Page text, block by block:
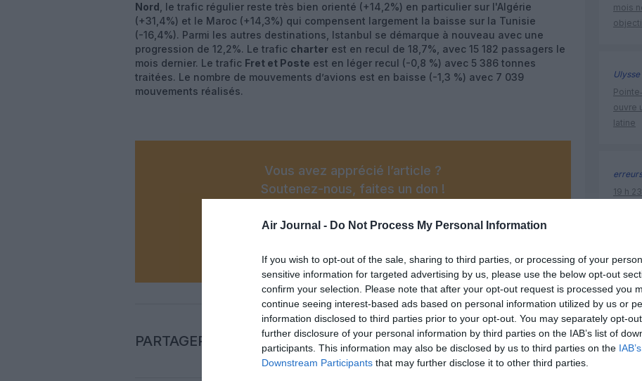
Air Journal - Do Not Process My Personal Information
If you wish to opt-out of the sale, sharing to third parties, or processing of your
sensitive information for targeted advertising by us, please use the below opt-out
confirm your selection. Please note that after your opt-out request is processed you
continue seeing interest-based ads based on personal information utilized by us or
information disclosed to third parties prior to your opt-out. You may separately opt-
further disclosure of your personal information by third parties on the IAB’s list of
participants. This information may also be disclosed by us to third parties on the
Downstream Participants that may further disclose it to other third parties.
Nord , le trafic régulier reste très bien orienté (+14,2%) en particulier sur l'Algérie
(+31,4%) et le Maroc (+14,3%) qui compensent largement la baisse sur la Tunisie
(-16,4%). Parmi les autres destinations, Istanbul se démarque à nouveau avec une
progression de 12,2%. Le trafic charter est en recul de 18,7%, avec 15 182 passagers le
mois dernier. Le trafic Fret et Poste est en léger recul (-0,8 %) avec 5 386 tonnes
traitées. Le nombre de mouvements d’avions est en baisse (-1,3 %) avec 7 039
mouvements réalisés.
Vous avez apprécié l’article ?
Soutenez-nous, faites un don !
PARTAGER L'ARTICLE
FacebookTwitterPinterestLinkedInEmail Print
mois
Ulysse
ouvre
latine
erreurs
19 h
aeroport